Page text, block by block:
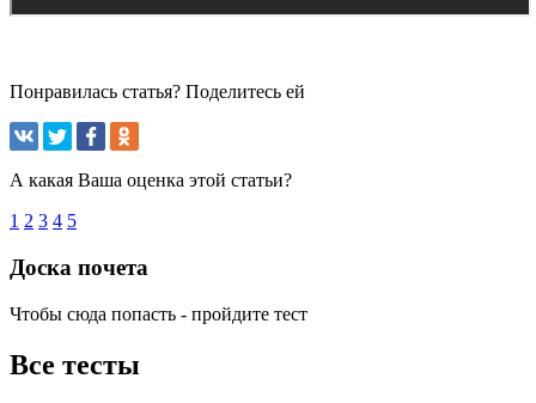
Понравилась статья? Поделитесь ей
А какая Ваша оценка этой статьи?
1 2 3 4 5
Доска почета
Чтобы сюда попасть - пройдите тест
Все тесты